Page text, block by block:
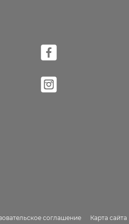
соглашение Карта сайта